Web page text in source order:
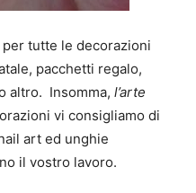
tutte le decorazioni
pacchetti regalo,
altro. Insomma, l’arte
vi consigliamo di
art ed unghie
il vostro lavoro.